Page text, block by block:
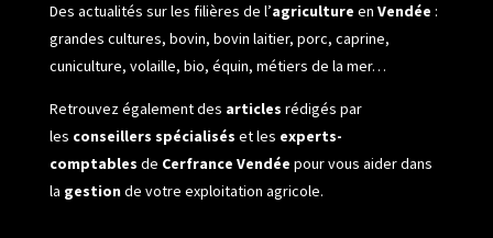
Des actualités sur les filières de l’agriculture en Vendée :
grandes cultures, bovin, bovin laitier, porc, caprine,
cuniculture, volaille, bio, équin, métiers de la mer…
Retrouvez également des articles rédigés par
les conseillers spécialisés et les experts-
comptables de Cerfrance Vendée pour vous aider dans
la gestionde votre exploitation agricole.